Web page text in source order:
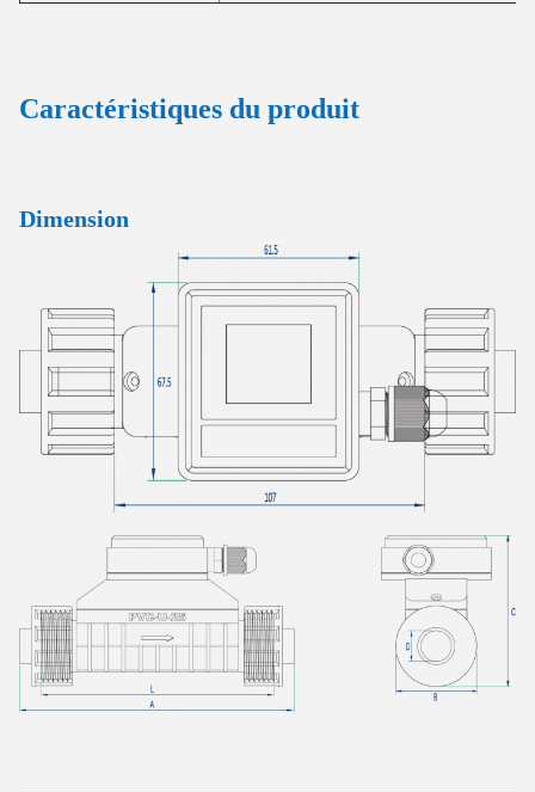
Caractéristiques du produit
Dimension